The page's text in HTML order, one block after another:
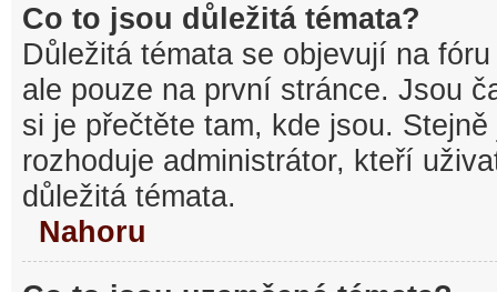
Co to jsou důležitá témata?
Důležitá témata se objevují na
ale pouze na první stránce. Jsou
si je přečtěte tam, kde jsou.
rozhoduje administrátor, kteří
důležitá témata.
Nahoru